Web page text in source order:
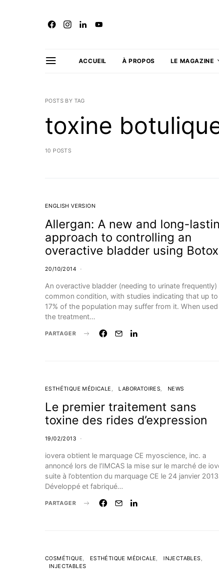
ACCUEIL À PROPOS LE MAGAZINE
POSTS BY TAG
toxine
10 POSTS
ENGLISH VERSION
Allergan: A new and long-
approach to controlling an
overactive bladder using Botox
20/10/2014
An overactive bladder (needing to urinate frequently)
common condition, with studies indicating that up to
17% of the population may suffer from it. When used
the treatment…
PARTAGER
ESTHÉTIQUE MÉDICALE LABORATOIRES NEWS
Le premier traitement sans
toxine des rides d’expression
19/02/2013
iovera obtient le marquage CE myoscience, inc. a
annoncé lors de l’IMCAS la mise sur le marché de
suite à l’obtention du marquage CE le 24 janvier
Développé et fabriqué…
PARTAGER
COSMÉTIQUE ESTHÉTIQUE MÉDICALE
INJECTABLES
INJECTABLES